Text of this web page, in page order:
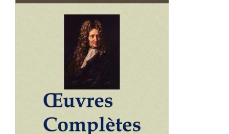
AJOUTER AU PANIER